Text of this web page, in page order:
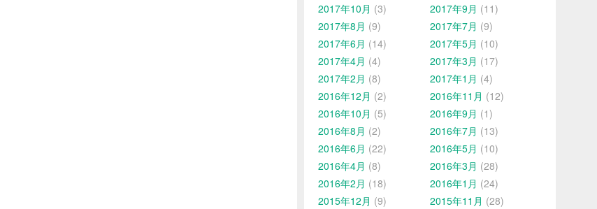
2017年10月 (3) 2017年9月 (11)
2017年8月 (9) 2017年7月 (9)
2017年6月 (14) 2017年5月 (10)
2017年4月 (4) 2017年3月 (17)
2017年2月 (8) 2017年1月 (4)
2016年12月 (2) 2016年11月 (12)
2016年10月 (5) 2016年9月 (1)
2016年8月 (2) 2016年7月 (13)
2016年6月 (22) 2016年5月 (10)
2016年4月 (8) 2016年3月 (28)
2016年2月 (18) 2016年1月 (24)
2015年12月 (9) 2015年11月 (28)